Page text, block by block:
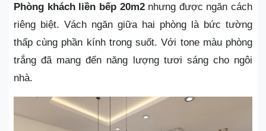
Phòng khách liền bếp 20m2 nhưng được ngăn cách
riêng biệt. Vách ngăn giữa hai phòng là bức tường
thấp cùng phần kính trong suốt. Với tone màu phòng
trắng đã mang đến năng lượng tươi sáng cho ngôi
nhà.